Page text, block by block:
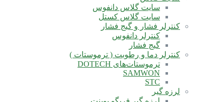
سایت گلاس دانفوس
سایت گلاس کستل
کنترلر فشار و گیج فشار
کنترلر دانفوس
گیج فشار
کنترلر دما و رطوبت ( ترموستات )
ترموستات‌های DOTECH
SAMWON
STC
لرزه گیر